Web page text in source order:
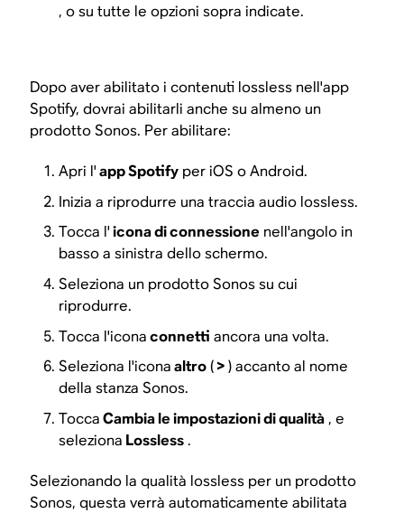
, o su tutte le opzioni sopra indicate.
Dopo aver abilitato i contenuti lossless nell'app
Spotify, dovrai abilitarli anche su almeno un
prodotto Sonos. Per abilitare:
Apri l'app Spotify per iOS o Android.
Inizia a riprodurre una traccia audio lossless.
Tocca l'icona di connessione nell'angolo in
basso a sinistra dello schermo.
Seleziona un prodotto Sonos su cui
riprodurre.
Tocca l'iconaconnetti ancora una volta.
Seleziona l'iconaaltro(>) accanto al nome
della stanza Sonos.
ToccaCambia le impostazioni di qualità , e
seleziona Lossless.
Selezionando la qualità lossless per un prodotto
Sonos, questa verrà automaticamente abilitata